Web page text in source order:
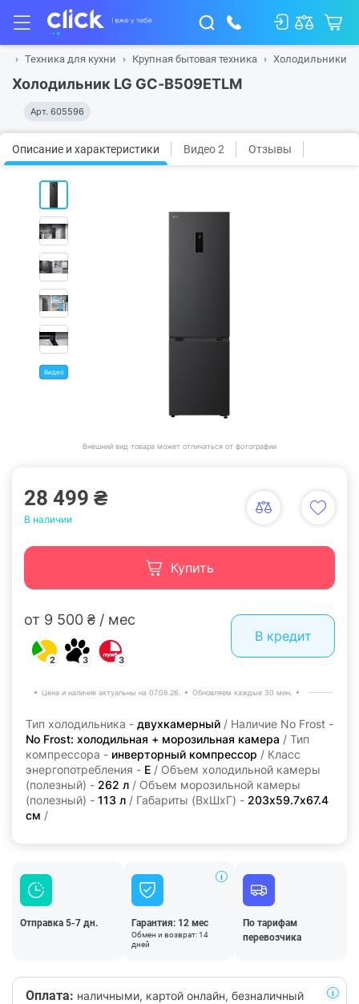
Техника для кухни Крупная бытовая техника Холодильники
Холодильник LG GC-B509ETLM
Арт. 605596
Описание и характеристики Видео 2 Отзывы
Видео
Внешний вид товара может отличаться от фотографии
28 499 ₴
В наличии
Купить
от 9 500 ₴ / мес
2 3 3
В кредит
Цена и наличие актуальны на 07.08.26. Обновляем каждые 30 мин.
Тип холодильника - двухкамерный / Наличие No Frost -
No Frost: холодильная + морозильная камера / Тип
компрессора - инверторный компрессор / Класс
энергопотребления - E / Объем холодильной камеры
(полезный) - 262 л / Объем морозильной камеры
(полезный) - 113 л / Габариты (ВхШхГ) - 203х59.7х67.4
см /
Отправка 5-7 дн. Гарантия: 12 мес
Обмен и возврат: 14
дней
По тарифам
перевозчика
Оплата: наличными, картой онлайн, безналичный